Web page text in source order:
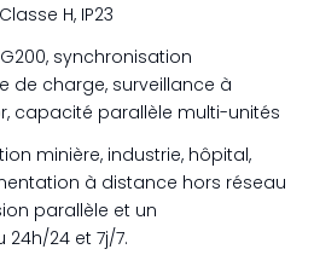
H, IP23
synchronisation
de charge, surveillance à
capacité parallèle multi-unités
minière, industrie, hôpital,
à distance hors réseau
parallèle et un
24 et 7j/7.